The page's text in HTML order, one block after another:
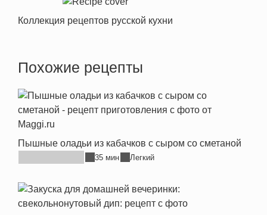
Коллекция рецептов русской кухни
Похожие рецепты
Пышные оладьи из кабачков с сыром со сметаной
35 мин Легкий